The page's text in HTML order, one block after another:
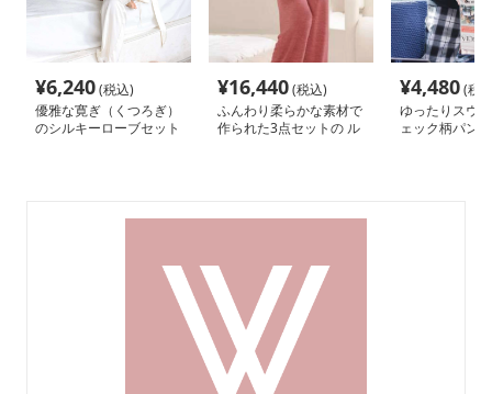
¥6,240(税込)
優雅な寛ぎ（くつろぎ）
のシルキーローブセット
¥16,440(税込)
ふんわり柔らかな素材で
作られた3点セットの ル
¥4,480(税
ゆったりスウ
ェック柄パン